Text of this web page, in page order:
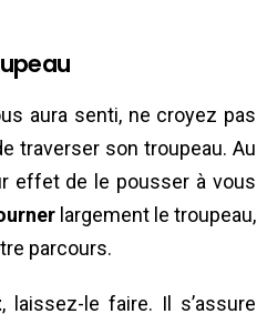
aura senti, ne croyez pas
traverser son troupeau. Au
effet de le pousser à vous
largement le troupeau,
parcours.
, laissez-le faire. Il s’assure